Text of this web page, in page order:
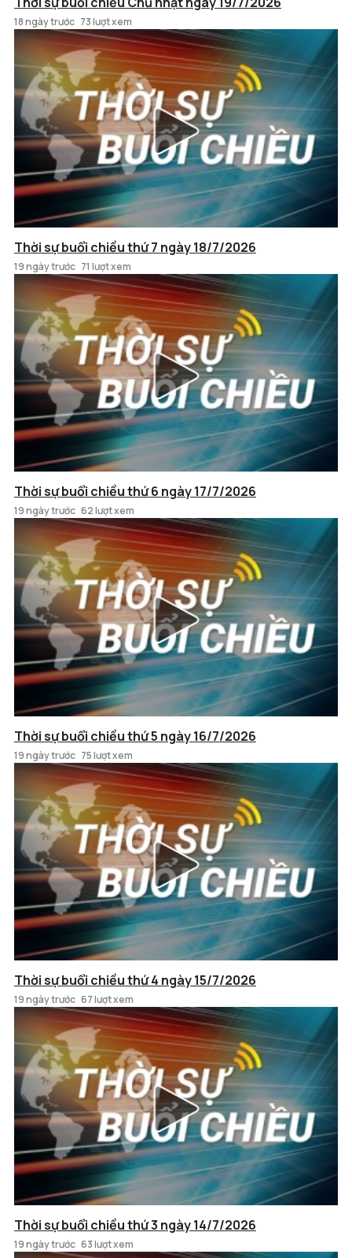
18 ngày trước 73 lượt xem
Thời sự buổi chiều thứ 7 ngày 18/7/2026
19 ngày trước 71 lượt xem
Thời sự buổi chiều thứ 6 ngày 17/7/2026
19 ngày trước 62 lượt xem
Thời sự buổi chiều thứ 5 ngày 16/7/2026
19 ngày trước 75 lượt xem
Thời sự buổi chiều thứ 4 ngày 15/7/2026
19 ngày trước 67 lượt xem
Thời sự buổi chiều thứ 3 ngày 14/7/2026
19 ngày trước 63 lượt xem